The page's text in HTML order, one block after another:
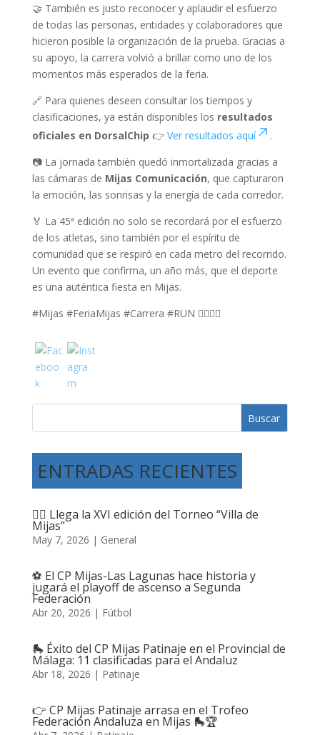
🤝 También es justo reconocer y aplaudir el esfuerzo
de todas las personas, entidades y colaboradores que
hicieron posible la organización de la prueba. Gracias a
su apoyo, la carrera volvió a brillar como uno de los
momentos más esperados de la feria.
🔗 Para quienes deseen consultar los tiempos y
clasificaciones, ya están disponibles los resultados
oficiales en DorsalChip 👉 Ver resultados aquí
.
📷 La jornada también quedó inmortalizada gracias a
las cámaras de Mijas Comunicación, que capturaron
la emoción, las sonrisas y la energía de cada corredor.
🏅 La 45ª edición no solo se recordará por el esfuerzo
de los atletas, sino también por el espíritu de
comunidad que se respiró en cada metro del recorrido.
Un evento que confirma, un año más, que el deporte
es una auténtica fiesta en Mijas.
#Mijas #FeriaMijas #Carrera #RUN 🏃‍♀️🏃‍♂️
Buscar
ENTRADAS RECIENTES
🤸‍♀️ Llega la XVI edición del Torneo “Villa de
Mijas”
May 7, 2026 | General
⚽ El CP Mijas-Las Lagunas hace historia y
jugará el playoff de ascenso a Segunda
Federación
Abr 20, 2026 | Fútbol
🛼 Éxito del CP Mijas Patinaje en el Provincial de
Málaga: 11 clasificadas para el Andaluz
Abr 18, 2026 | Patinaje
👉 CP Mijas Patinaje arrasa en el Trofeo
Federación Andaluza en Mijas 🛼🏆